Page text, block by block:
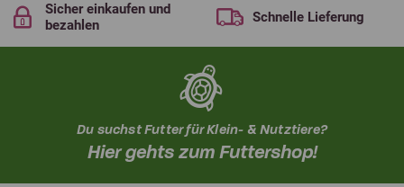
Sicher einkaufen und
bezahlen
Schnelle Lieferung
Du suchst Futter für Klein- & Nutztiere?
Hier gehts zum Futtershop!